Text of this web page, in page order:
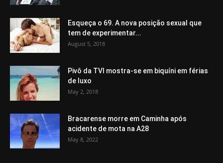
Esqueça o 69. A nova posição sexual que
tem de experimentar...
August 5, 2018
Pivô da TVI mostra-se em biquíni em férias
de luxo
May 2, 2018
Bracarense morre em Caminha após
acidente de mota na A28
May 8, 2022